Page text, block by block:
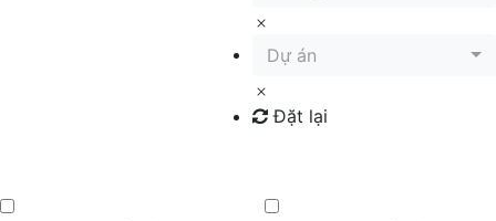
Dự án
Đặt lại